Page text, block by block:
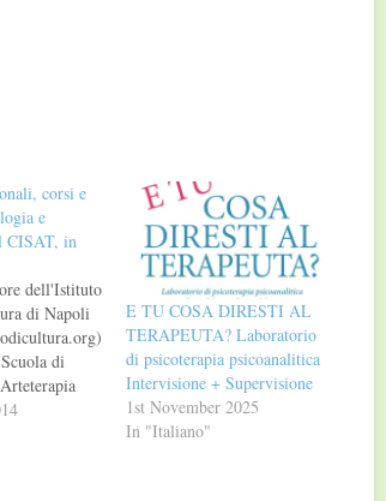
corsi e
e
CISAT, in
dell'Istituto
di Napoli
di
e
una struttura
E TU COSA DIRESTI AL
TERAPEUTA? Laboratorio
di psicoterapia psicoanalitica
Intervisione + Supervisione
1st November 2025
In "Italiano"